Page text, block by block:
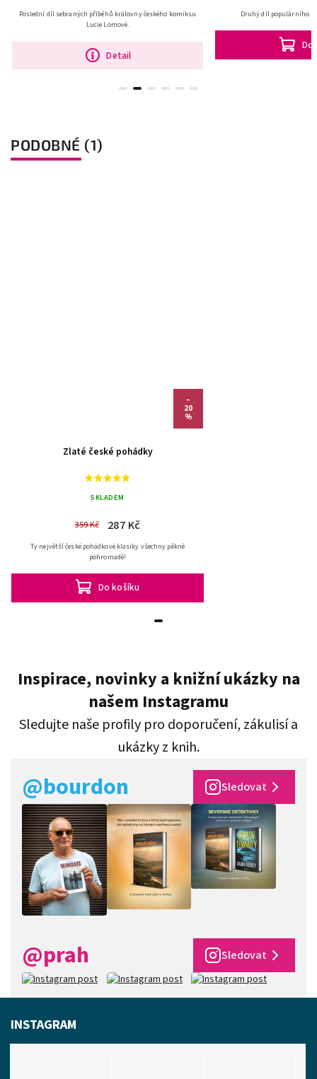
Detail
Poslední díl sebraných příběhů královny českého komiksu
Lucie Lomové.
Do
Druhý díl populárního
PODOBNÉ (1)
–
20
%
Zlaté české pohádky
SKLADEM
359 Kč 287 Kč
Do košíku
Ty největší české pohádkové klasiky všechny pěkně
pohromadě!
Inspirace, novinky a knižní ukázky na
našem Instagramu
Sledujte naše profily pro doporučení, zákulisí a
ukázky z knih.
@bourdon Sledovat
@prah Sledovat
INSTAGRAM